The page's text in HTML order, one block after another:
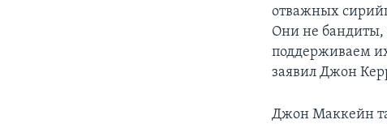
отважных
Они не бандиты,
поддерживаем
заявил Джон
Джон Маккейн